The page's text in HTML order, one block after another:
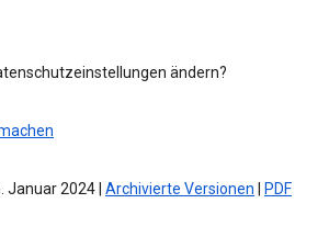
ändern?
Januar 2024 | Archivierte Versionen
PDF